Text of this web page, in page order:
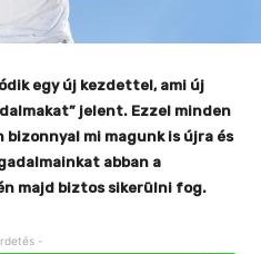
egy új kezdettel, ami új
jelent. Ezzel minden
bizonnyal mi magunk is újra és
abban a
majd biztos sikerülni fog.
-